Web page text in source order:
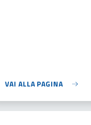
VAI ALLA PAGINA